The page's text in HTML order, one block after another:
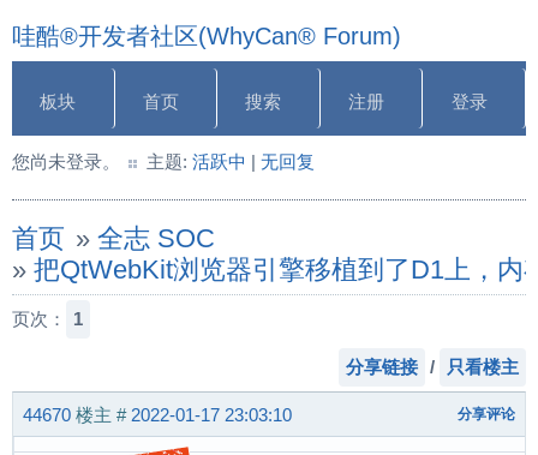
哇酷®开发者社区(WhyCan® Forum)
板块 首页 搜索 注册 登录
您尚未登录。 主题: 活跃中 | 无回复
首页 » 全志 SOC
» 把QtWebKit浏览器引擎移植到了D1上，内
页次： 1
分享链接 / 只看楼主
44670 楼主 # 2022-01-17 23:03:10 分享评论